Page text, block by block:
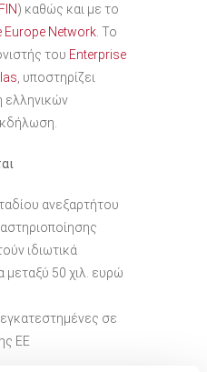
) καθώς και με το
Europe Network . To
του Enterprise
, υποστηρίζει
ελληνικών
ανεξαρτήτου
ιδιωτικά
μεταξύ 50 χιλ. ευρώ
εγκατεστημένες σε
ΕΕ